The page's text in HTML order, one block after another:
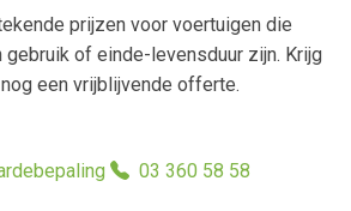
prijzen voor voertuigen die
gebruik of einde-levensduur zijn. Krijg
een vrijblijvende offerte.
03 360 58 58